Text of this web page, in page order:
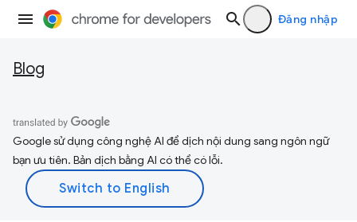
Đăng nhập
Blog
Google sử dụng công nghệ AI để dịch nội dung sang ngôn ngữ
bạn ưu tiên. Bản dịch bằng AI có thể có lỗi.